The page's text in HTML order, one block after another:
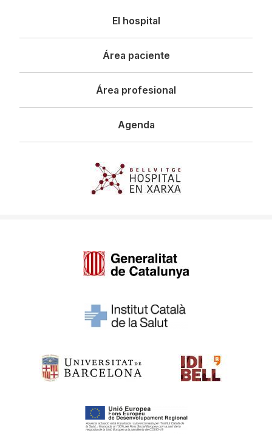
principal
El hospital
Área paciente
Área profesional
Agenda